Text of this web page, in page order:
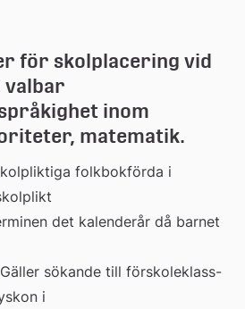
för skolplacering vid
valbar
inom
matematik.
folkbokförda i
det kalenderår då barnet
sökande till förskoleklass-
i